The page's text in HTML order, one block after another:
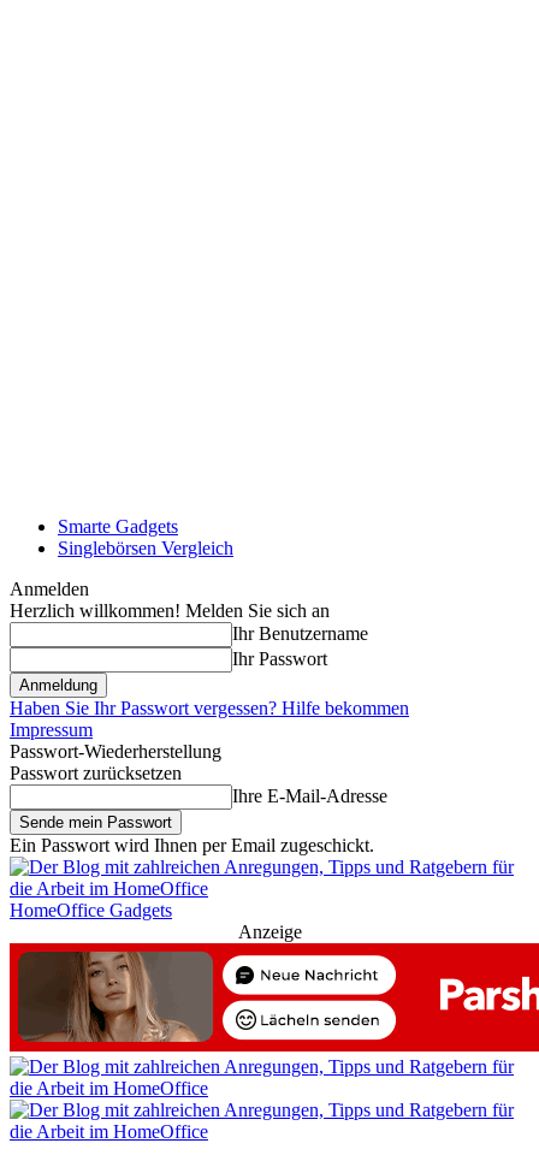
Smarte Gadgets
Singlebörsen Vergleich
Anmelden
Herzlich willkommen! Melden Sie sich an
Ihr Benutzername
Ihr Passwort
Haben Sie Ihr Passwort vergessen? Hilfe bekommen
Impressum
Passwort-Wiederherstellung
Passwort zurücksetzen
Ihre E-Mail-Adresse
Ein Passwort wird Ihnen per Email zugeschickt.
HomeOffice Gadgets
Anzeige